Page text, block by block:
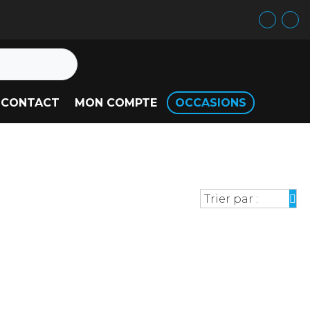
CONTACT MON COMPTE OCCASIONS
Trier par :